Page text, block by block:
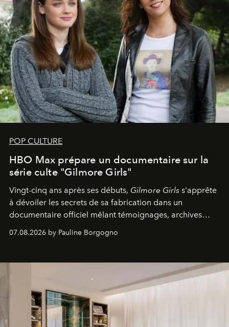
POP CULTURE
HBO Max prépare un documentaire sur la
série culte "Gilmore Girls"
Vingt-cinq ans après ses débuts, Gilmore Girls s'apprête
à dévoiler les secrets de sa fabrication dans un
documentaire officiel mêlant témoignages, archives
inédites et plongée dans les coulisses d'un phénomène
générationnel.
07.08.2026 by Pauline Borgogno